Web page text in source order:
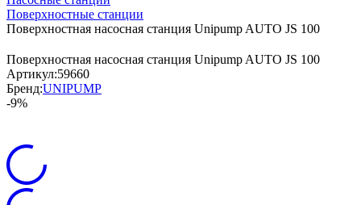
Поверхностные станции
Поверхностная насосная станция Unipump AUTO JS 100
Поверхностная насосная станция Unipump AUTO JS 100
Артикул:59660
Бренд:UNIPUMP
-9%